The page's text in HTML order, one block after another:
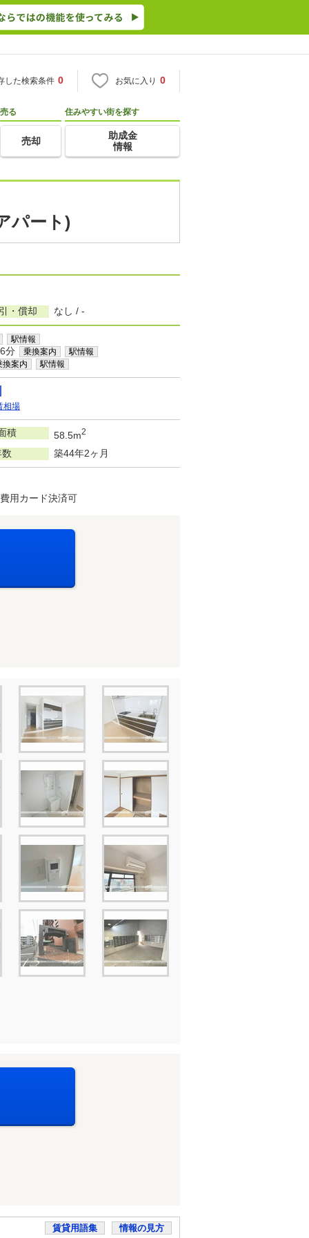
した検索条件 0 お気に入り 0
売る
売却
住みやすい街を探す
助成金
情報
パート)
・償却 なし / -
駅情報
分 乗換案内 駅情報
換案内 駅情報
相場
積 58.5m2
築44年2ヶ月
用カード決済可
賃貸用語集 情報の見方